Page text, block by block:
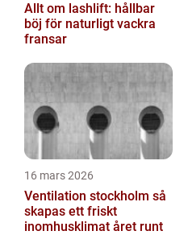
Allt om lashlift: hållbar
böj för naturligt vackra
fransar
16 mars 2026
Ventilation stockholm så
skapas ett friskt
inomhusklimat året runt